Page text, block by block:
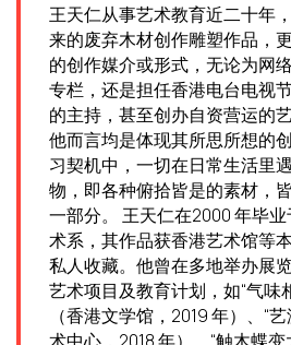
王天仁从事艺术教育近二十年
来的废弃木材创作雕塑作品，
的创作媒介或形式，无论为网
专栏，还是担任香港电台电视
的主持，甚至创办自资营运的
他而言均是体现其所思所想的
习契机中，一切在日常生活里
物，即各种俯拾皆是的素材，
一部分。 王天仁在2000 年毕
术系，其作品获香港艺术馆等
私人收藏。他曾在多地举办展
艺术项目及教育计划，如“气味
（香港文学馆，2019 年）、“